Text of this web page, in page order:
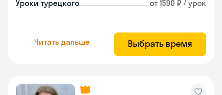
Уроки турецкого от 1590 ₽ / урок
Читать дальше Выбрать время